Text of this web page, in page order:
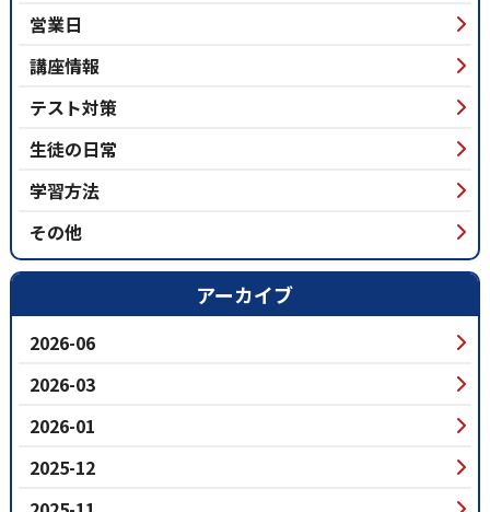
営業日
講座情報
テスト対策
生徒の日常
学習方法
その他
アーカイブ
2026-06
2026-03
2026-01
2025-12